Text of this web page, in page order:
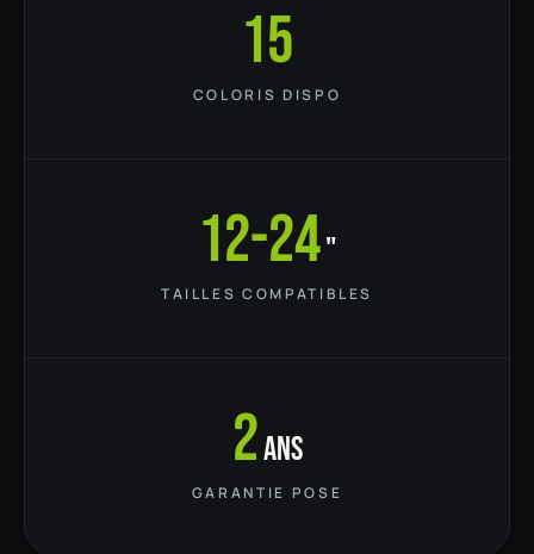
15
COLORIS DISPO
12-24"
TAILLES COMPATIBLES
2ans
GARANTIE POSE